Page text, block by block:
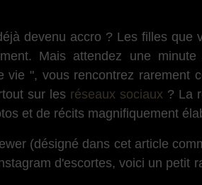
devenu accro ? Les filles que
Mais attendez une
vie ", vous rencontrez rarement
sur les réseaux sociaux? La
et de récits magnifiquement
(désigné dans cet article
d'escortes, voici un petit